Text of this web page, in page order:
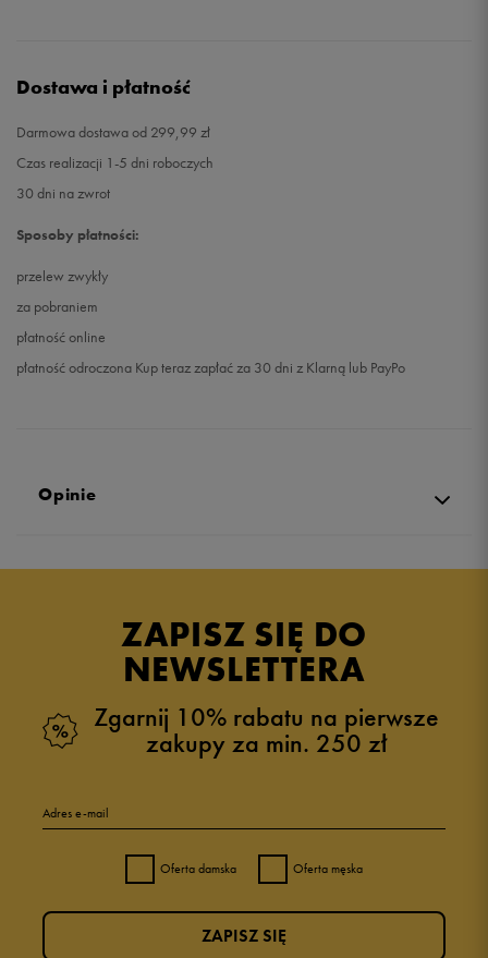
Dostawa i płatność
Darmowa dostawa od 299,99 zł
Czas realizacji 1-5 dni roboczych
30 dni na zwrot
Sposoby płatności:
przelew zwykły
za pobraniem
płatność online
płatność odroczona Kup teraz zapłać za 30 dni z Klarną lub PayPo
Opinie
ZAPISZ SIĘ DO
NEWSLETTERA
Zgarnij 10% rabatu na pierwsze
zakupy za min. 250 zł
Adres e-mail
Oferta damska Oferta męska
ZAPISZ SIĘ